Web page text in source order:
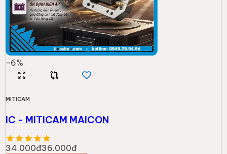
-6%
MITICAM
IC - MITICAM MAICON
34.000đ36.000đ